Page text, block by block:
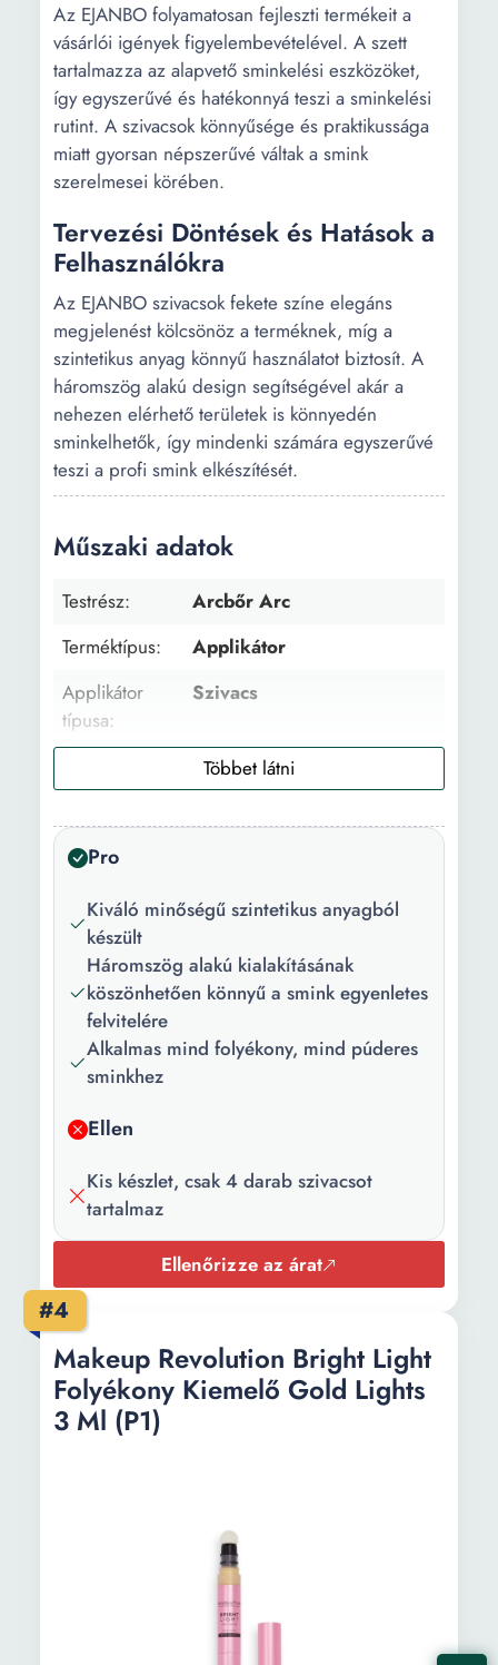
Az EJANBO folyamatosan fejleszti termékeit a
vásárlói igények figyelembevételével. A szett
tartalmazza az alapvető sminkelési eszközöket,
így egyszerűvé és hatékonnyá teszi a sminkelési
rutint. A szivacsok könnyűsége és praktikussága
miatt gyorsan népszerűvé váltak a smink
szerelmesei körében.
Tervezési Döntések és Hatások a
Felhasználókra
Az EJANBO szivacsok fekete színe elegáns
megjelenést kölcsönöz a terméknek, míg a
szintetikus anyag könnyű használatot biztosít. A
háromszög alakú design segítségével akár a
nehezen elérhető területek is könnyedén
sminkelhetők, így mindenki számára egyszerűvé
teszi a profi smink elkészítését.
Műszaki adatok
Testrész:
Arcbőr Arc
Terméktípus:
Applikátor
Applikátor
típusa:
Szivacs
Igen
Használat:
Szín:
Applikátor
anyaga:
Szintetikus
Darabok
száma:
4
Pro
Kiváló minőségű szintetikus anyagból
készült
Háromszög alakú kialakításának
köszönhetően könnyű a smink egyenletes
felvitelére
Alkalmas mind folyékony, mind púderes
sminkhez
Ellen
Kis készlet, csak 4 darab szivacsot
tartalmaz
Ellenőrizze az árat
#4
Makeup Revolution Bright Light
Folyékony Kiemelő Gold Lights
3 Ml (P1)